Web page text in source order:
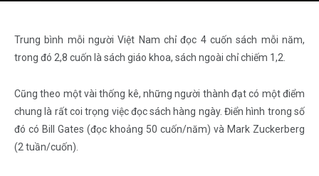
Trung bình mỗi người Việt Nam chỉ đọc 4 cuốn sách mỗi năm,
trong đó 2,8 cuốn là sách giáo khoa, sách ngoài chỉ chiếm 1,2.
Cũng theo một vài thống kê, những người thành đạt có một điểm
chung là rất coi trọng việc đọc sách hàng ngày. Điển hình trong số
đó có Bill Gates (đọc khoảng 50 cuốn/năm) và Mark Zuckerberg
(2 tuần/cuốn).